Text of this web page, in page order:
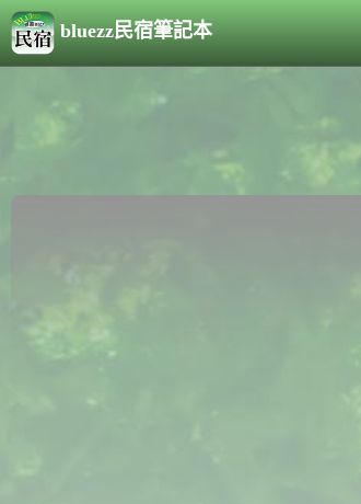
bluezz民宿筆記本